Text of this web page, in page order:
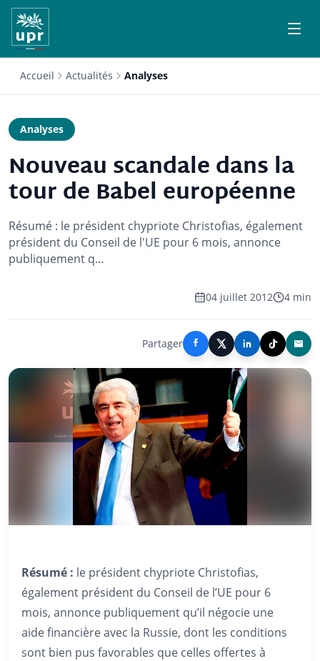
Accueil Actualités Analyses
Analyses
Nouveau scandale dans la
tour de Babel européenne
Résumé : le président chypriote Christofias, également
président du Conseil de l'UE pour 6 mois, annonce
publiquement q…
04 juillet 2012 4 min
Partager
Résumé : le président chypriote Christofias,
également président du Conseil de l’UE pour 6
mois, annonce publiquement qu’il négocie une
aide financière avec la Russie, dont les conditions
sont bien pus favorables que celles offertes à